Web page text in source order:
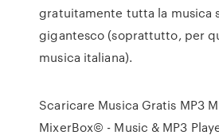
gratuitamente tutta la musica
gigantesco (soprattutto, per
musica italiana).
Scaricare Musica Gratis MP3
MixerBox© - Music & MP3